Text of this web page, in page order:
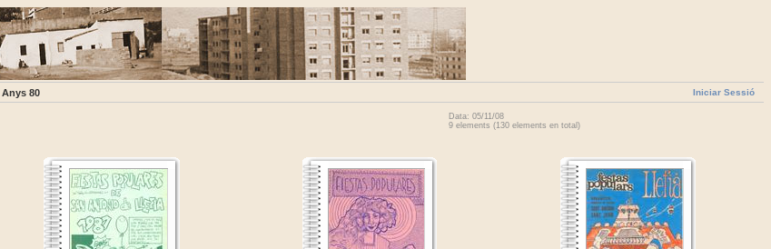
Iniciar Sessió
Anys 80
Data: 05/11/08
9 elements (130 elements en total)